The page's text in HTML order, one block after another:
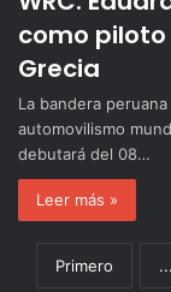
como
Grecia
La bandera
automovilismo
debutará del 08…
Leer más »
Primero ...